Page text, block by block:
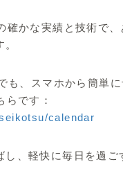
確かな実績と技術で
も、スマホから簡単
らです：
calendar
し、軽快に毎日を過